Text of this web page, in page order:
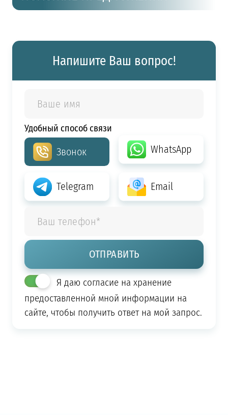
Напишите Ваш вопрос!
Удобный способ связи
Звонок WhatsApp
Telegram Email
Я даю согласие на хранение
предоставленной мной информации на
сайте, чтобы получить ответ на мой запрос.